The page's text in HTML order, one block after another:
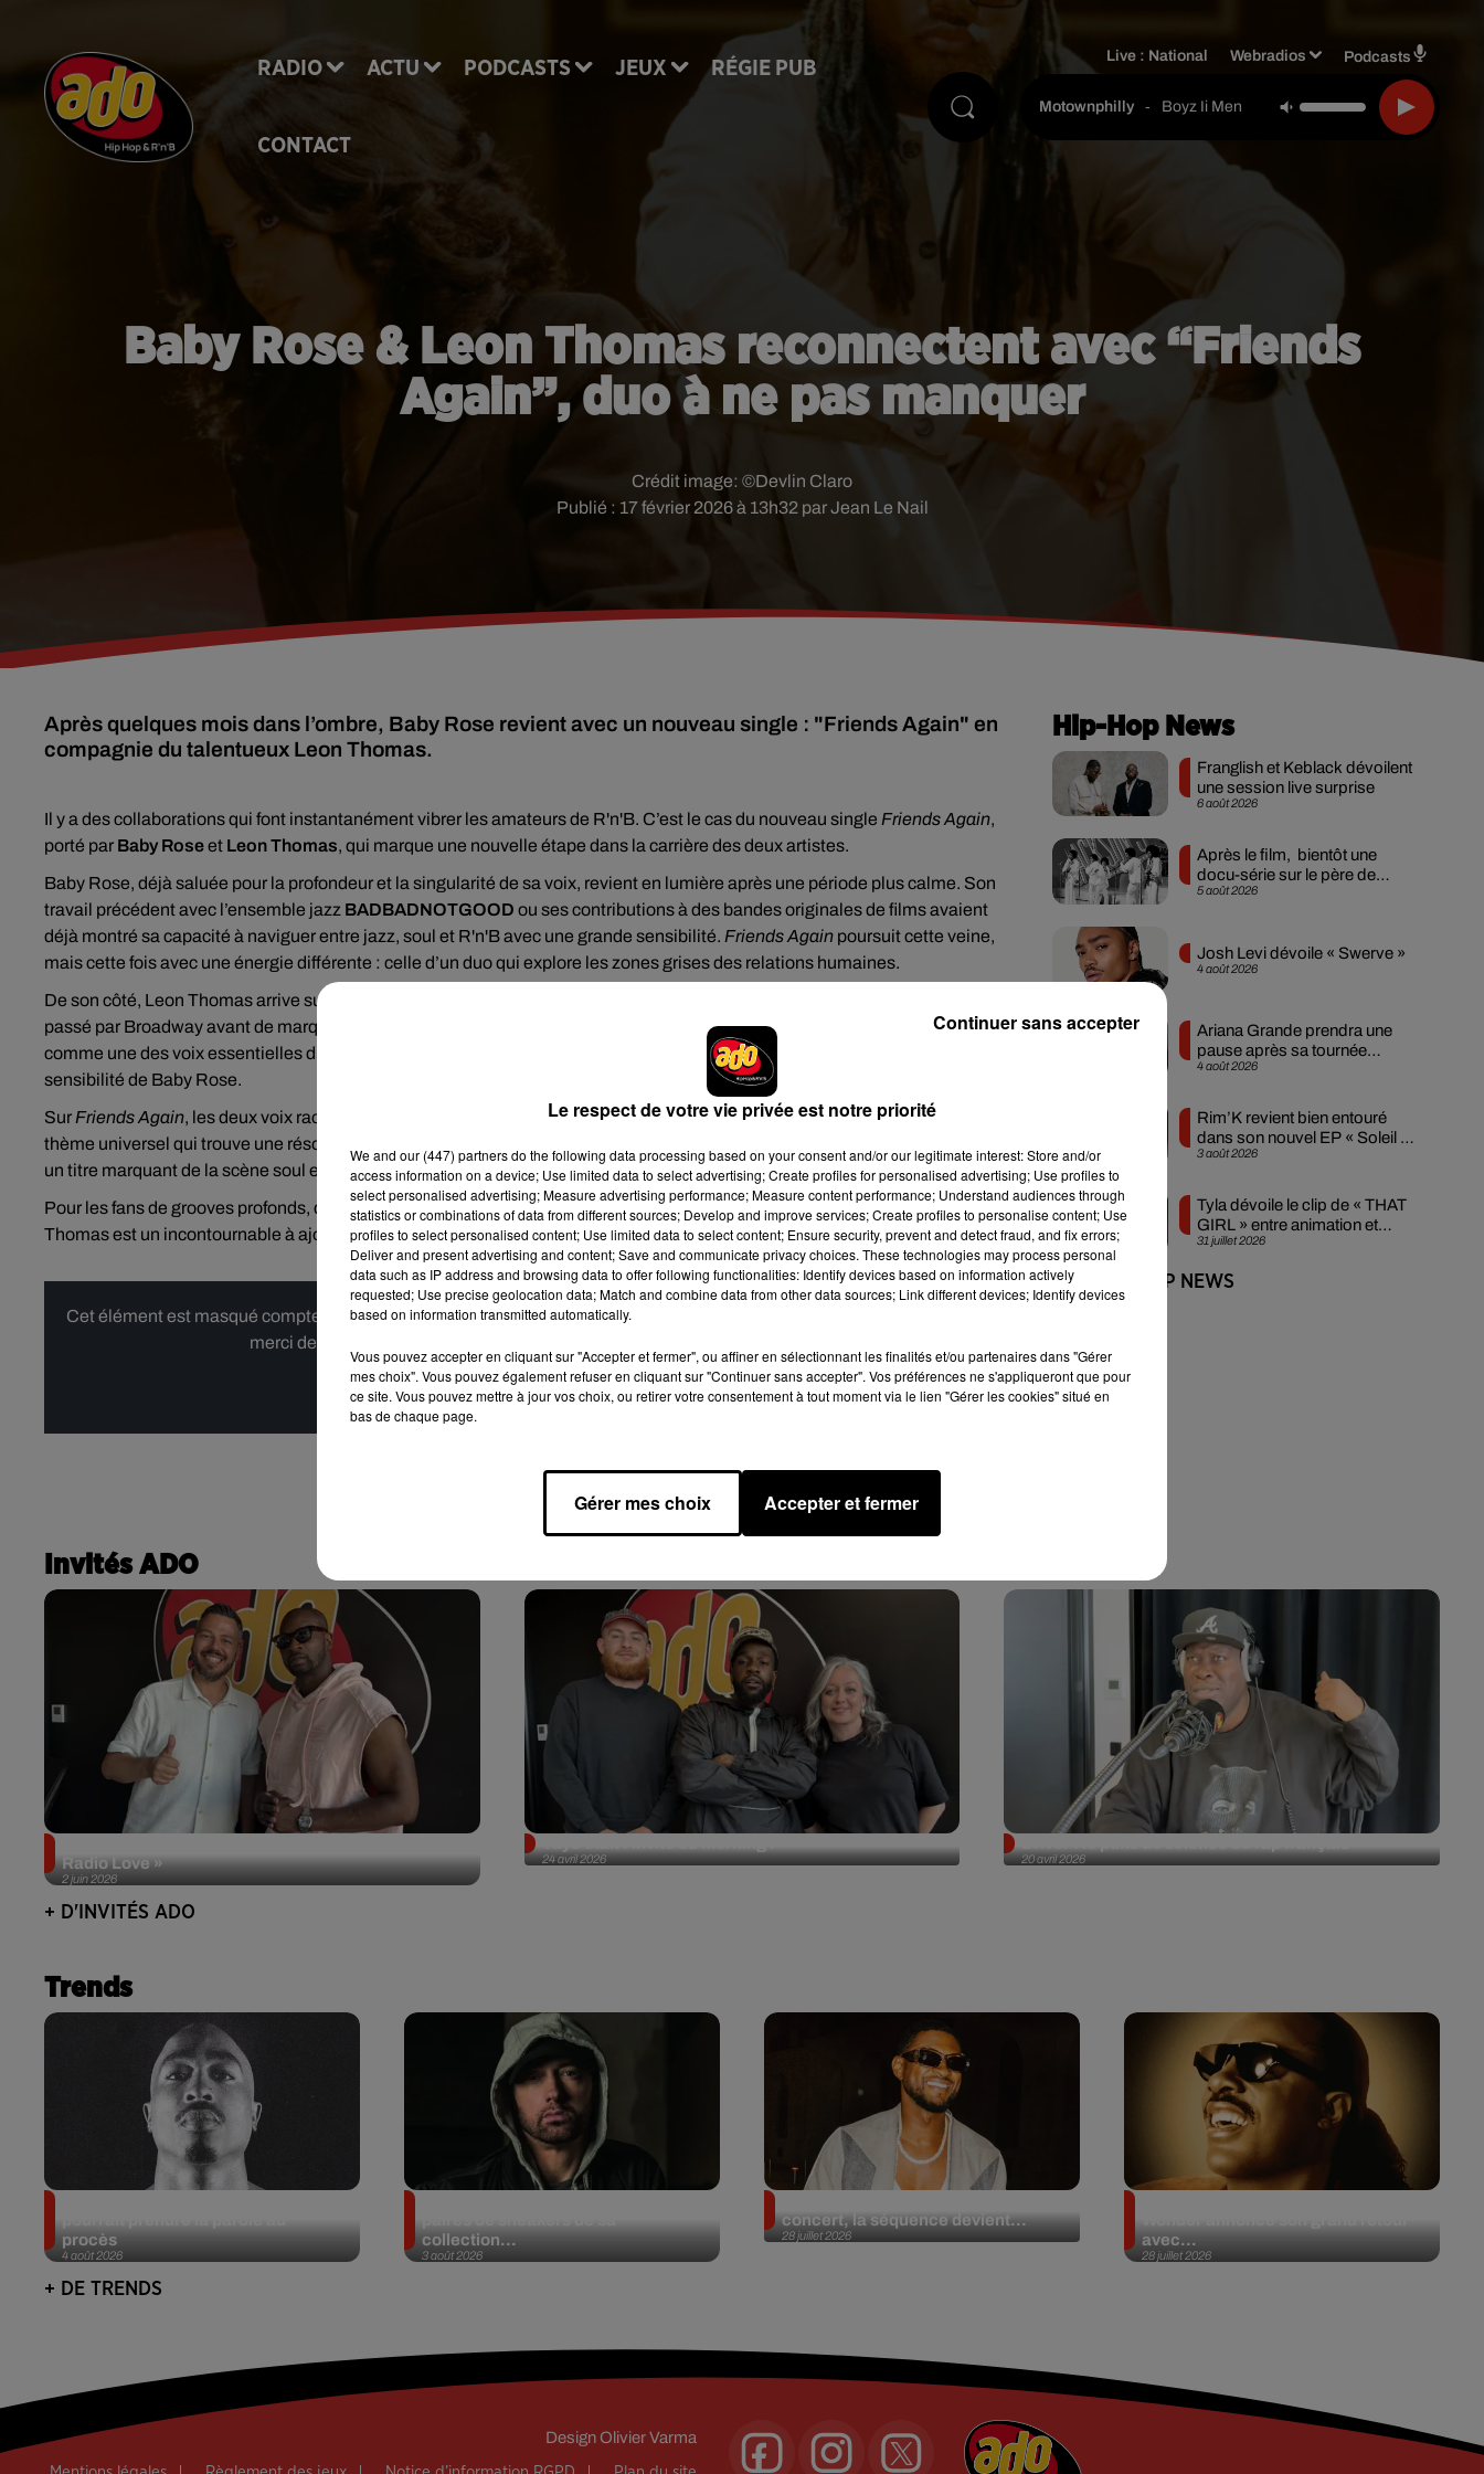
RADIO ACTU PODCASTS JEUX RÉGIE PUB
CONTACT
Live : National Webradios Podcasts
Motownphilly - Boyz Ii Men
Baby Rose & Leon Thomas reconnectent avec “Friends
Again”, duo à ne pas manquer
Publié : 17 février 2026 à 13h32 par Jean Le Nail
Crédit image: ©Devlin Claro
Après quelques mois dans l’ombre, Baby Rose revient avec un nouveau single : "Friends Again" en
compagnie du talentueux Leon Thomas.
Il y a des collaborations qui font instantanément vibrer les amateurs de R'n'B. C’est le cas du nouveau single Friends Again,
porté par Baby Roseet Leon Thomas, qui marque une nouvelle étape dans la carrière des deux artistes.
Baby Rose, déjà saluée pour la profondeur et la singularité de sa voix, revient en lumière après une période plus calme. Son
travail précédent avec l’ensemble jazz BADBADNOTGOOD ou ses contributions à des bandes originales de films avaient
déjà montré sa capacité à naviguer entre jazz, soul et R'n'B avec une grande sensibilité. Friends Again poursuit cette veine,
mais cette fois avec une énergie différente : celle d’un duo qui explore les zones grises des relations humaines.
De son côté, Leon Thomas arrive sur ce morceau avec une réputation qui ne cesse de croître. Cet artiste multi-facettes,
passé par Broadway avant de marquer l’univers R'n'B, a récemment remporté plusieursGrammy Awards
et s’est imposé
comme une des voix essentielles du genre aujourd’hui. Son ton chaud et son écriture inspirée complètent parfaitement la
sensibilité de Baby Rose.
Sur Friends Again, les deux voix racontent cette relation ambiguë entre amitié et amour, oscillant entre désir et doute, un
thème universel qui trouve une résonance immédiate. Accompagné d’un clip visuel travaillé, le track se positionne comme
un titre marquant de la scène soul et R'n'B de début 2026.
Pour les fans de grooves profonds, d’émotions intenses et de voix qui portent, cette collaboration entre Baby Rose et Leon
Thomas est un incontournable à ajouter à vos playlists.
Cet élément est masqué compte-tenu du refus du dépôt de cookies que vous avez exprimé. Si vous souhaitez l'afficher,
merci de nous donner votre accord en cliquant sur le bouton ci-dessous.
Afficher l'élément
Hip-Hop News
6 août 2026
Franglish et Keblack dévoilent
une session live surprise
5 août 2026
Après le film, bientôt une
docu-série sur le père de
Michael Jackson
4 août 2026
Josh Levi dévoile « Swerve »
4 août 2026
Ariana Grande prendra une
pause après sa tournée
mondiale
3 août 2026
Rim’K revient bien entouré
dans son nouvel EP « Soleil de
minuit »
31 juillet 2026
Tyla dévoile le clip de « THAT
GIRL » entre animation et
sensualité
+ DE HIP-HOP NEWS
Invités ADO
2 juin 2026
Radio Love »
24 avril 2026 20 avril 2026
+ D'INVITÉS ADO
Trends
4 août 2026
procès
3 août 2026
collection...
28 juillet 2026
concert, la séquence devient...
28 juillet 2026
avec...
+ DE TRENDS
Design Olivier Varma
Le respect de votre vie privée est notre priorité
We and our (447) partnersdo the following data processing based on your consent and/or our legitimate interest: Store and/or
access information on a device; Use limited data to select advertising; Create profiles for personalised advertising; Use profiles to
select personalised advertising; Measure advertising performance; Measure content performance; Understand audiences through
statistics or combinations of data from different sources; Develop and improve services; Create profiles to personalise content; Use
profiles to select personalised content; Use limited data to select content; Ensure security, prevent and detect fraud, and fix errors;
Deliver and present advertising and content; Save and communicate privacy choices. These technologies may process personal
data such as IP address and browsing data to offer following functionalities: Identify devices based on information actively
requested; Use precise geolocation data; Match and combine data from other data sources; Link different devices; Identify devices
based on information transmitted automatically.
Vous pouvez accepter en cliquant sur "Accepter et fermer", ou affiner en sélectionnant les finalités et/ou partenaires dans "Gérer
mes choix". Vous pouvez également refuser en cliquant sur "Continuer sans accepter". Vos préférences ne s'appliqueront que pour
ce site. Vous pouvez mettre à jour vos choix, ou retirer votre consentement à tout moment via le lien "Gérer les cookies" situé en
bas de chaque page.
Gérer mes choix Accepter et fermer
Continuer sans accepter